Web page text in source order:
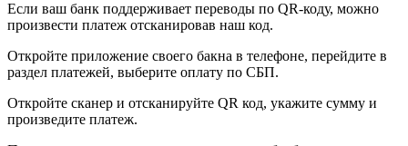
Если ваш банк поддерживает переводы по QR-коду, можно
произвести платеж отсканировав наш код.
Откройте приложение своего бакна в телефоне, перейдите в
раздел платежей, выберите оплату по СБП.
Откройте сканер и отсканируйте QR код, укажите сумму и
произведите платеж.